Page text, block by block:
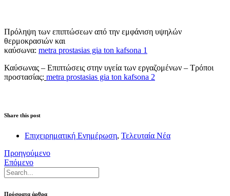
Πρόληψη των επιπτώσεων από την εμφάνιση υψηλών
θερμοκρασιών και
καύσωνα: metra prostasias gia ton kafsona 1
Καύσωνας – Επιπτώσεις στην υγεία των εργαζομένων – Τρόποι
προστασίας: metra prostasias gia ton kafsona 2
Share this post
Επιχειρηματική Ενημέρωση, Τελευταία Νέα
Προηγούμενο
Επόμενο
Πρόσφατα άρθρα